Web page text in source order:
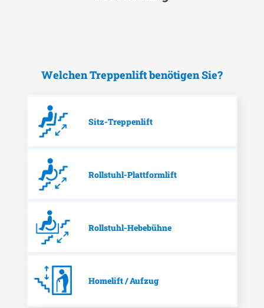
Welchen Treppenlift benötigen Sie?
Sitz-Treppenlift
Rollstuhl-Plattformlift
Rollstuhl-Hebebühne
Homelift / Aufzug